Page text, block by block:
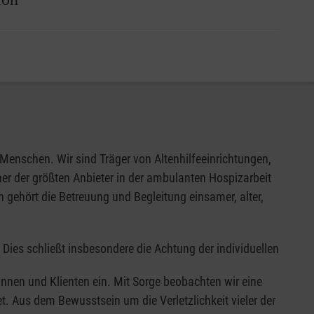
und qualitätssichernden Leistungen und der
Menschen:
Krisenintervention (unabhängig von einer
und begleiten
Wir sind Träger von Altenhilfeeinrichtungen,
der größten Anbieter in der ambulanten Hospizarbeit
die Betreuung und Begleitung einsamer, alter,
schließt insbesondere die Achtung der individuellen
und Klienten ein. Mit Sorge beobachten wir eine
Aus dem Bewusstsein um die Verletzlichkeit vieler der